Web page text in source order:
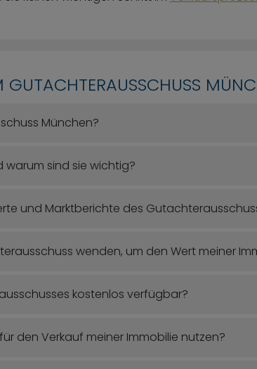
GUTACHTERAUSSCHUSS
München?
sind sie wichtig?
und Marktberichte des
wenden, um den Wert meiner
kostenlos verfügbar?
den Verkauf meiner Immobilie nutzen?